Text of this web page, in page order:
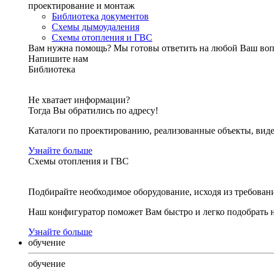
проектирование и монтаж
Библиотека документов
Схемы дымоудаления
Схемы отопления и ГВС
Вам нужна помощь? Мы готовы ответить на любой Ваш
Напишите нам
Библиотека
Не хватает информации?
Тогда Вы обратились по адресу!
Каталоги по проектированию, реализованные объекты,
Узнайте больше
Схемы отопления и ГВС
Подбирайте необходимое оборудование, исходя из
Наш конфигуратор поможет Вам быстро и легко подобрать
Узнайте больше
обучение
обучение